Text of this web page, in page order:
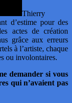
Thierry
d’estime pour des
actes de création
grâce aux erreurs
à l’artiste, chaque
ou involontaires.
demander si vous
qui n’avaient pas